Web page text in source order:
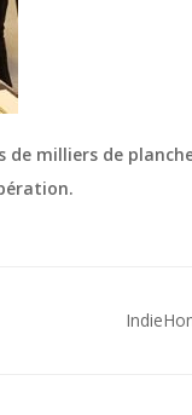
milliers de